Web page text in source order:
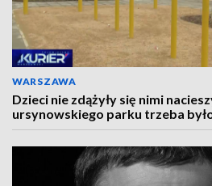
WARSZAWA
Dzieci nie zdążyły się nimi
ursynowskiego parku trzeba